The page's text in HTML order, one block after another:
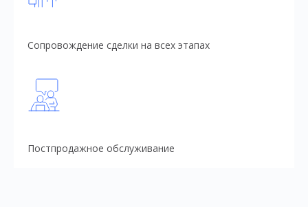
Сопровождение сделки на всех этапах
Постпродажное обслуживание